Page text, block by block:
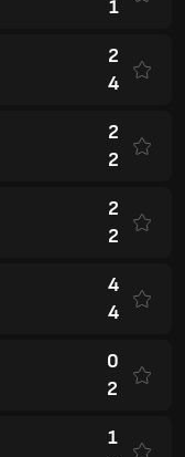
1
2
4
2
2
2
2
4
4
0
2
1